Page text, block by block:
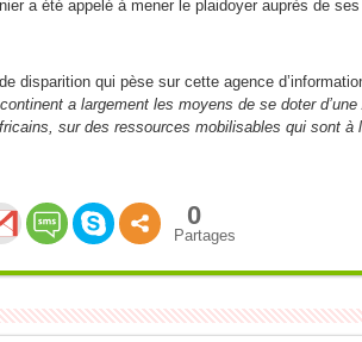
a été appelé à mener le plaidoyer auprès de
disparition qui pèse sur cette agence
a largement les moyens de se doter d’une
sur des ressources mobilisables qui sont à
0
Partages